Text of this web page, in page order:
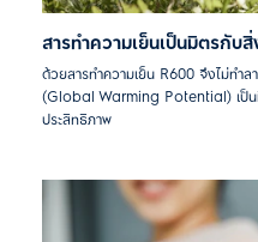
สารทำความเย็นเป็นมิตรกับ
ด้วยสารทำความเย็น R600 จึงไม่ทำ
(Global Warming Potential) เป็น
ประสิทธิภาพ